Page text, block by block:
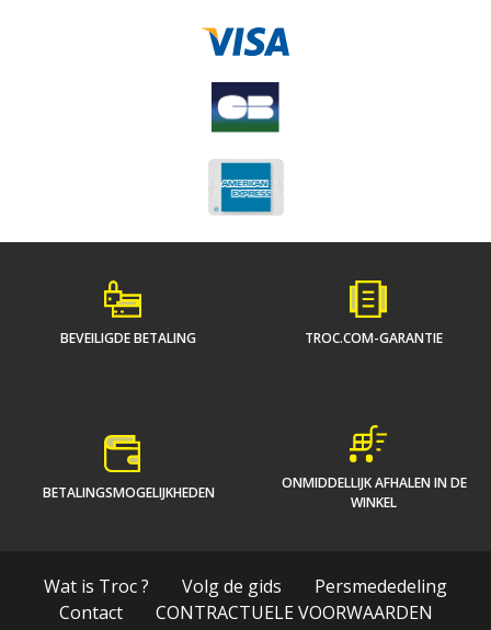
BEVEILIGDE BETALING TROC.COM-GARANTIE
BETALINGSMOGELIJKHEDEN
ONMIDDELLIJK AFHALEN IN DE
WINKEL
Wat is Troc ? Volg de gids
Persmededeling
Contact
CONTRACTUELE VOORWAARDEN